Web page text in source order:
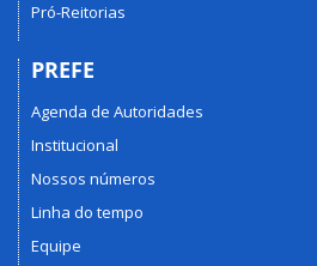
Pró-Reitorias
PREFE
Agenda de Autoridades
Institucional
Nossos números
Linha do tempo
Equipe